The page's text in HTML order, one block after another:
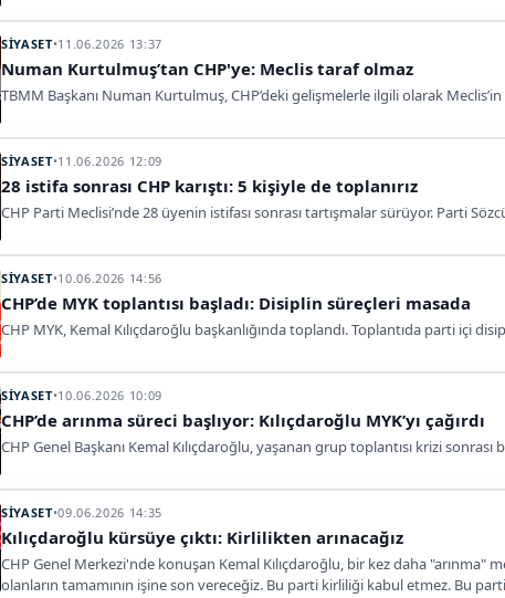
SİYASET•11.06.2026 13:37
Numan Kurtulmuş’tan CHP'ye: Meclis taraf olmaz
TBMM Başkanı Numan Kurtulmuş, CHP’deki gelişmelerle ilgili olarak
SİYASET•11.06.2026 12:09
28 istifa sonrası CHP karıştı: 5 kişiyle de toplanırız
CHP Parti Meclisi’nde 28 üyenin istifası sonrası tartışmalar sürüyor. Parti
SİYASET•10.06.2026 14:56
CHP’de MYK toplantısı başladı: Disiplin süreçleri masada
CHP MYK, Kemal Kılıçdaroğlu başkanlığında toplandı. Toplantıda parti içi
SİYASET•10.06.2026 10:09
CHP’de arınma süreci başlıyor: Kılıçdaroğlu MYK’yı çağırdı
CHP Genel Başkanı Kemal Kılıçdaroğlu, yaşanan grup toplantısı krizi
SİYASET•09.06.2026 14:35
Kılıçdaroğlu kürsüye çıktı: Kirlilikten arınacağız
CHP Genel Merkezi'nde konuşan Kemal Kılıçdaroğlu, bir kez daha "arınma"
olanların tamamının işine son vereceğiz. Bu parti kirliliği kabul etmez. Bu